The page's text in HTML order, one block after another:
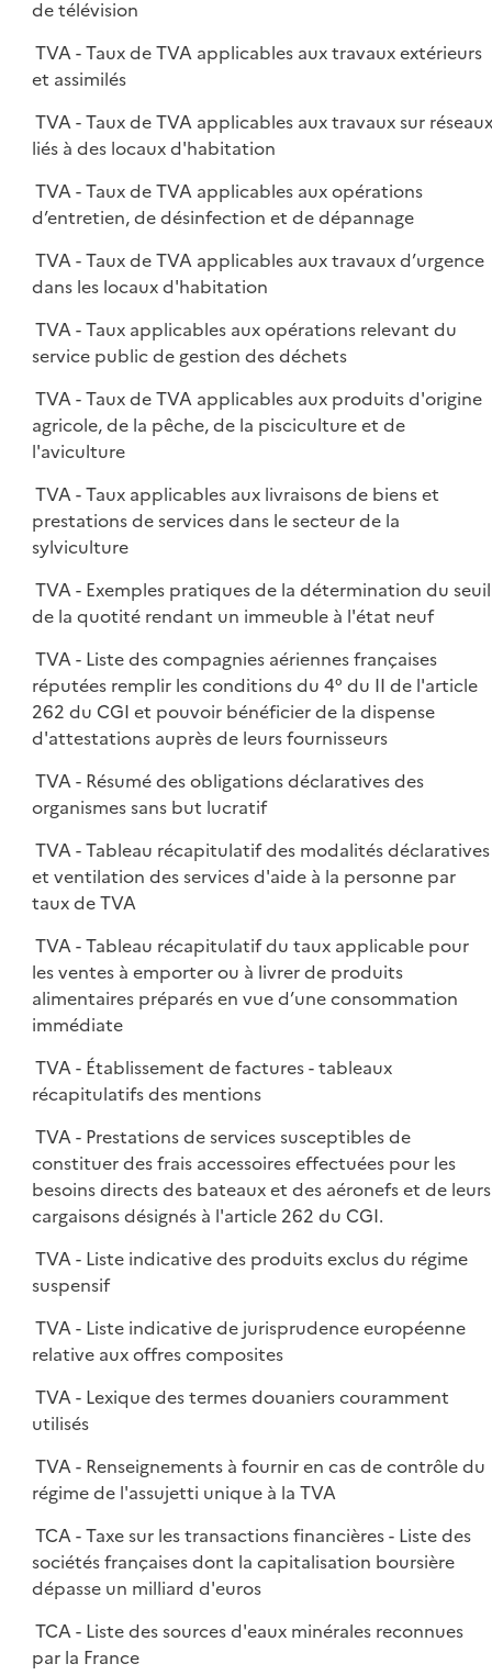
de télévision
TVA - Taux de TVA applicables aux travaux extérieurs
et assimilés
TVA - Taux de TVA applicables aux travaux sur
liés à des locaux d'habitation
TVA - Taux de TVA applicables aux opérations
d’entretien, de désinfection et de dépannage
TVA - Taux de TVA applicables aux travaux d’urgence
dans les locaux d'habitation
TVA - Taux applicables aux opérations relevant du
service public de gestion des déchets
TVA - Taux de TVA applicables aux produits d'origine
agricole, de la pêche, de la pisciculture et de
l'aviculture
TVA - Taux applicables aux livraisons de biens et
prestations de services dans le secteur de la
sylviculture
TVA - Exemples pratiques de la détermination du seuil
de la quotité rendant un immeuble à l'état neuf
TVA - Liste des compagnies aériennes françaises
réputées remplir les conditions du 4° du II de l'article
262 du CGI et pouvoir bénéficier de la dispense
d'attestations auprès de leurs fournisseurs
TVA - Résumé des obligations déclaratives des
organismes sans but lucratif
TVA - Tableau récapitulatif des modalités déclaratives
et ventilation des services d'aide à la personne par
taux de TVA
TVA - Tableau récapitulatif du taux applicable pour
les ventes à emporter ou à livrer de produits
alimentaires préparés en vue d’une consommation
immédiate
TVA - Établissement de factures - tableaux
récapitulatifs des mentions
TVA - Prestations de services susceptibles de
constituer des frais accessoires effectuées pour les
besoins directs des bateaux et des aéronefs et de leurs
cargaisons désignés à l'article 262 du CGI.
TVA - Liste indicative des produits exclus du régime
suspensif
TVA - Liste indicative de jurisprudence européenne
relative aux offres composites
TVA - Lexique des termes douaniers couramment
utilisés
TVA - Renseignements à fournir en cas de contrôle du
régime de l'assujetti unique à la TVA
TCA - Taxe sur les transactions financières - Liste des
sociétés françaises dont la capitalisation boursière
dépasse un milliard d'euros
TCA - Liste des sources d'eaux minérales reconnues
par la France